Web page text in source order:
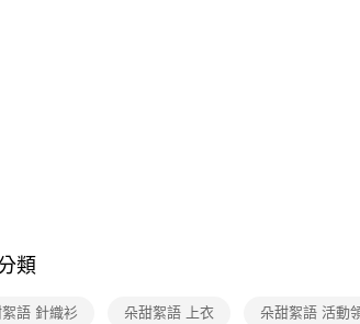
類
語 針織衫 朵甜絮語 上衣 朵甜絮語 活動